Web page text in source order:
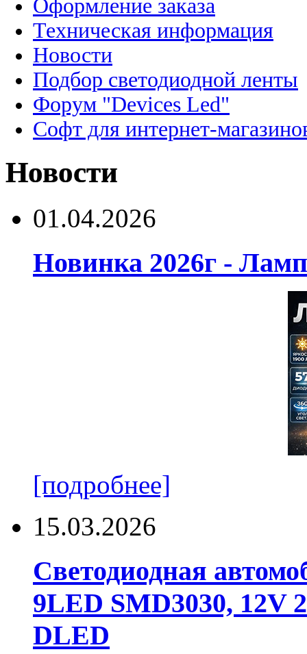
Оформление заказа
Техническая информация
Новости
Подбор светодиодной ленты
Форум "Devices Led"
Софт для интернет-
Новости
01.04.2026
Новинка 2026г -
[подробнее]
15.03.2026
Светодиодная
9LED SMD3030, 12V
DLED